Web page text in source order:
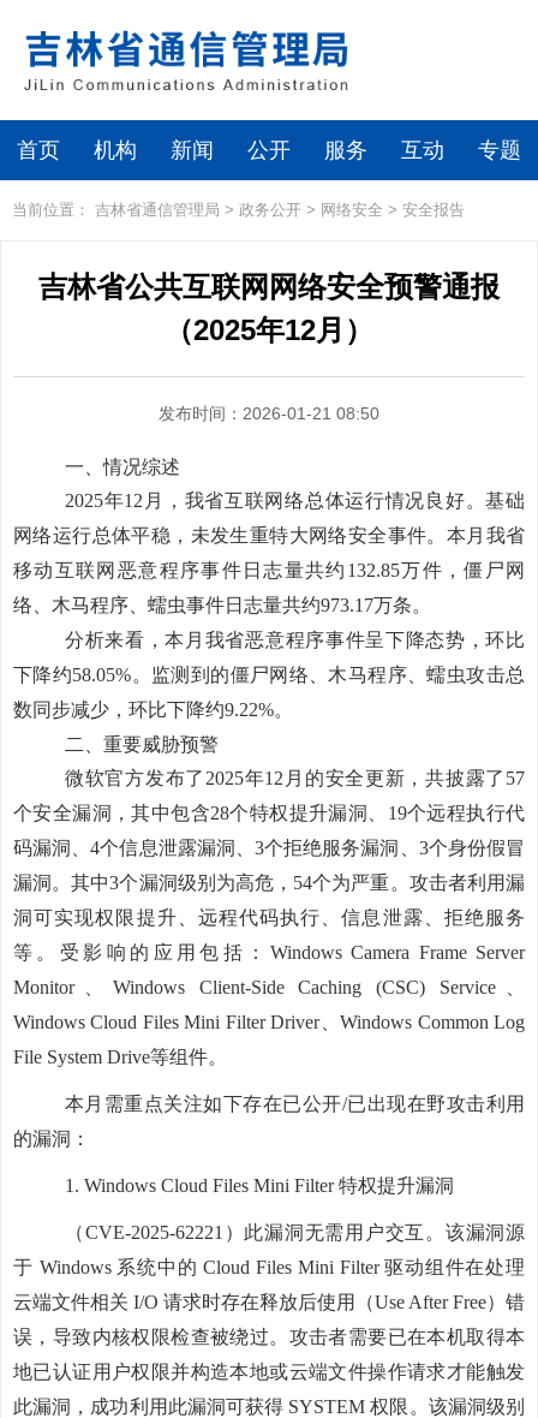
首页 机构 新闻 公开 服务 互动 专题
当前位置： 吉林省通信管理局 > 政务公开 > 网络安全 > 安全报告
吉林省公共互联网网络安全预警通报
（2025年12月）
发布时间：2026-01-21 08:50
一、情况综述
2025年12月
，我省互联网络总体运行情况良好。基础
网络运行总体平稳，未发生重特大网络安全事件。本月我省
移动互联网恶意程序事件日志量共约 132.85万件，僵尸网
络、木马程序、蠕虫事件日志量共约973.17万条。
分析来看，本月我省恶意程序事件呈下降态势，环比
下降约58.05%。监测到的僵尸网络、木马程序、蠕虫攻击总
数同步减少，环比下降约9.22%。
二、重要威胁预警
微软官方发布了 2025年12月的安全更新，共披露了57
个安全漏洞，其中包含28个特权提升漏洞、19个远程执行代
码漏洞、4个信息泄露漏洞、3个拒绝服务漏洞、3个身份假冒
漏洞。其中3个漏洞级别为高危，54个为严重。攻击者利用漏
洞可实现权限提升、远程代码执行、信息泄露、拒绝服务
等。受影响的应用包括：Windows Camera Frame Server
Monitor、Windows Client-Side Caching (CSC) Service、
Windows Cloud Files Mini Filter Driver、Windows Common Log
File System Drive等组件。
本月需重点关注如下存在已公开/已出现在野攻击利用
的漏洞：
1. Windows Cloud Files Mini Filter 特权提升漏洞
（CVE-2025-62221）此漏洞无需用户交互。该漏洞源
于 Windows 系统中的 Cloud Files Mini Filter 驱动组件在处理
云端文件相关 I/O 请求时存在释放后使用（Use After Free）错
误，导致内核权限检查被绕过。攻击者需要已在本机取得本
地已认证用户权限并构造本地或云端文件操作请求才能触发
此漏洞，成功利用此漏洞可获得 SYSTEM 权限。该漏洞级别